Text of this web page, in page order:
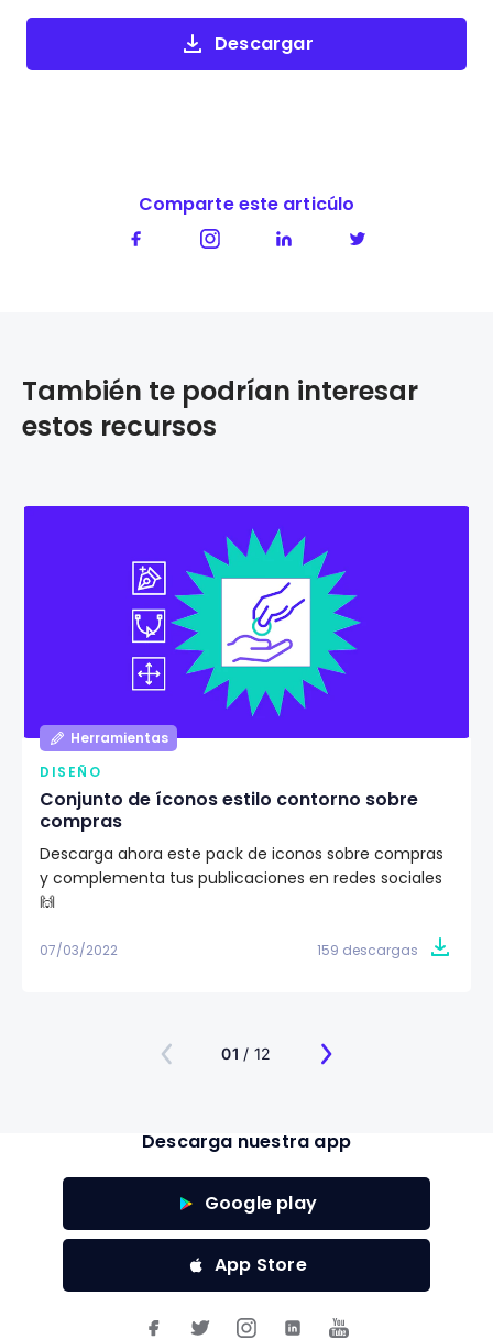
Descargar
Comparte este articúlo
También te podrían interesar
estos recursos
Herramientas
DISEÑO
Conjunto de íconos estilo contorno sobre
compras
Descarga ahora este pack de iconos sobre compras
y complementa tus publicaciones en redes sociales
🙌
07/03/2022 159 descargas
01 / 12
Descarga nuestra app
Google play
App Store